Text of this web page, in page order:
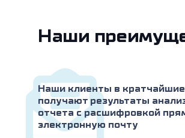
Наши
Наши клиенты в
получают результаты
отчета с расшифровкой
электронную почту